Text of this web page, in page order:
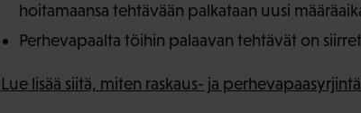
hoitamaansa tehtävään palkataan uusi
Perhevapaalta töihin palaavan tehtävät on
Lue lisää siitä, miten raskaus- ja